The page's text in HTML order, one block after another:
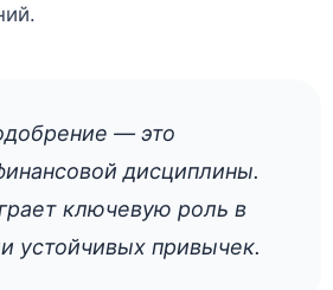
— это
дисциплины.
ключевую роль в
устойчивых привычек.